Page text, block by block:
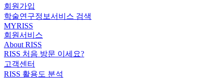
회원가입
학술연구정보서비스 검색
MYRISS
회원서비스
About RISS
RISS 처음 방문 이세요?
고객센터
RISS 활용도 분석